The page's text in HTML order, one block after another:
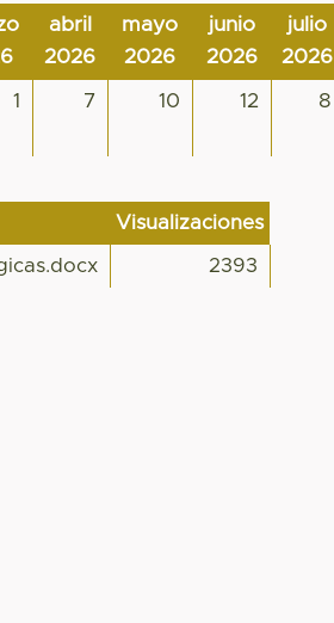
abril
2026
mayo
2026
junio
2026
julio
2026
1 7 10 12 8
Visualizaciones
2393